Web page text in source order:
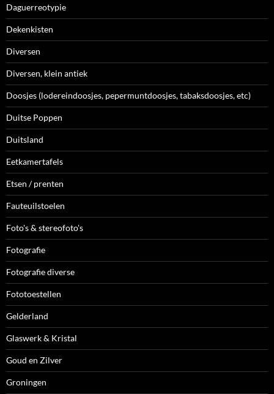
Daguerreotypie
Dekenkisten
Diversen
Diversen, klein antiek
Doosjes (lodereindoosjes, pepermuntdoosjes, tabaksdoosjes, etc)
Duitse Poppen
Duitsland
Eetkamertafels
Etsen / prenten
Fauteuilstoelen
Foto's & stereofoto's
Fotografie
Fotografie diverse
Fototoestellen
Gelderland
Glaswerk & Kristal
Goud en Zilver
Groningen